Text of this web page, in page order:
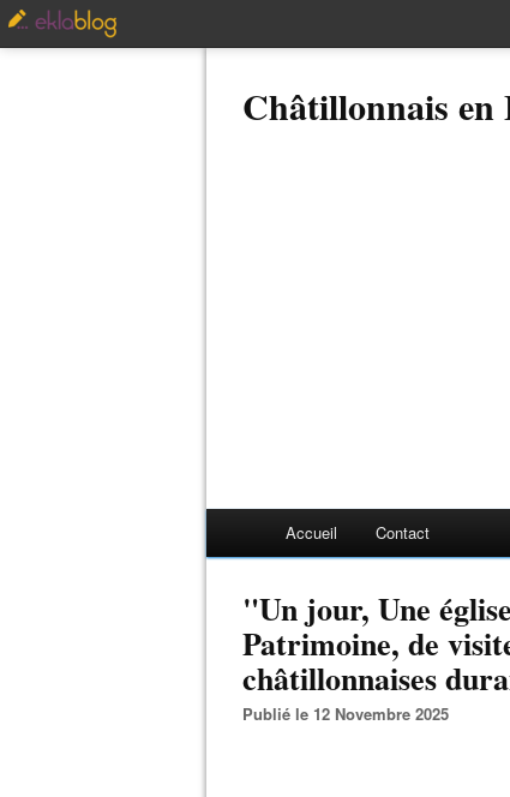
Châtillonnais en
Accueil Contact
"Un jour, Une
Patrimoine, de
châtillonnaises
Publié le 12 Novembre 2025